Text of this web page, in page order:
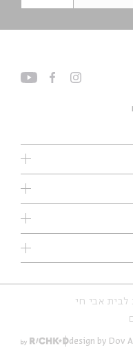
design by Dov